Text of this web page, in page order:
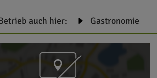
auch hier: Gastronomie